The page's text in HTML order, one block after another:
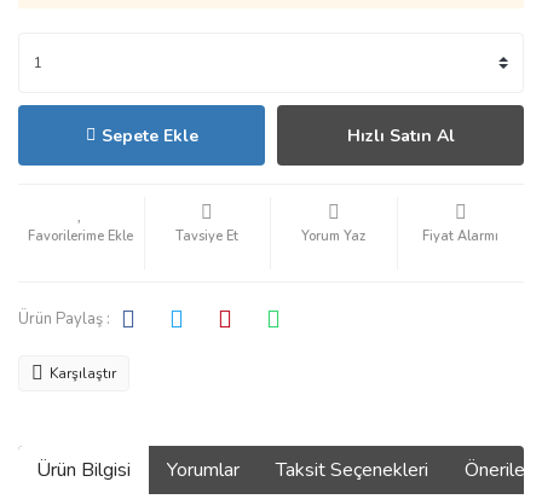
Sepete Ekle Hızlı Satın Al
Tavsiye Et Yorum Yaz Fiyat Alarmı
Ürün Paylaş :
Karşılaştır
Ürün Bilgisi Yorumlar Taksit Seçenekleri